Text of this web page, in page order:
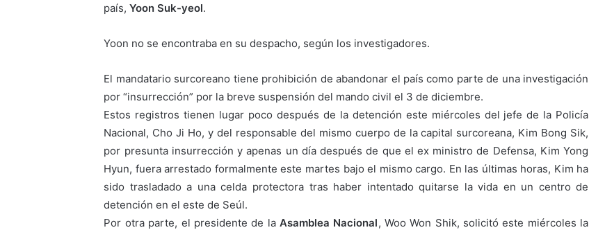
país,Yoon Suk-yeol.
Yoon no se encontraba en su despacho, según los investigadores.
El mandatario surcoreano tiene prohibición de abandonar el país como parte de una investigación
por “insurrección” por la breve suspensión del mando civil el 3 de diciembre.
Estos registros tienen lugar poco después de la detención este miércoles del jefe de la Policía
Nacional, Cho Ji Ho, y del responsable del mismo cuerpo de la capital surcoreana, Kim Bong Sik,
por presunta insurrección y apenas un día después de que el ex ministro de Defensa, Kim Yong
Hyun, fuera arrestado formalmente este martes bajo el mismo cargo. En las últimas horas, Kim ha
sido trasladado a una celda protectora tras haber intentado quitarse la vida en un centro de
detención en el este de Seúl.
Por otra parte, el presidente de laAsamblea Nacional, Woo Won Shik, solicitó este miércoles la